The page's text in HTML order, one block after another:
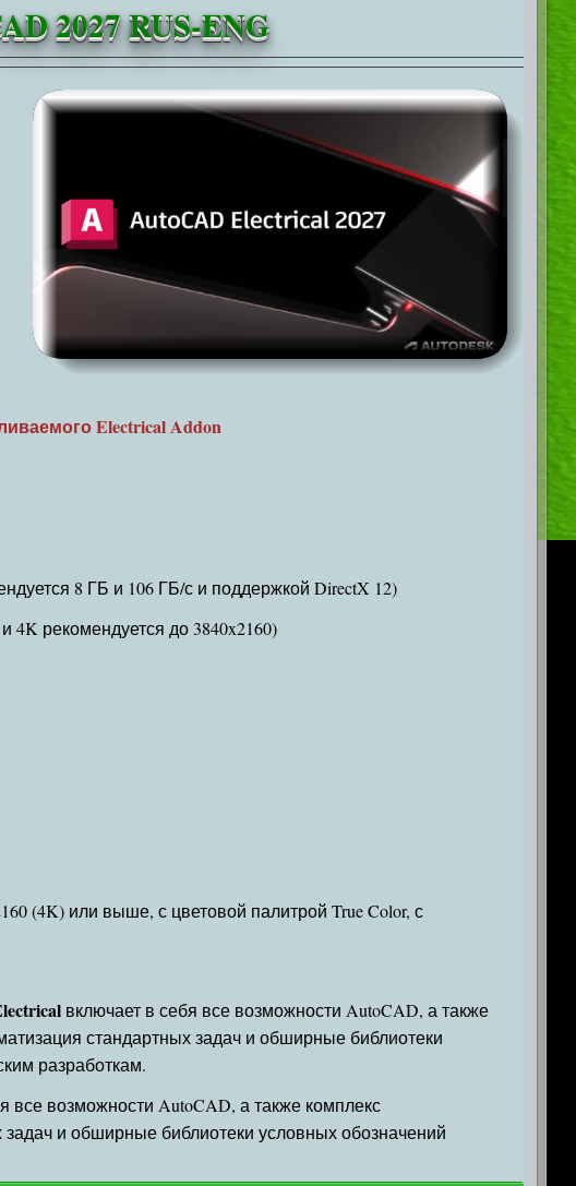
2027 RUS-ENG
Electrical Addon
8 ГБ и 106 ГБ/с и поддержкой DirectX 12)
4K рекомендуется до 3840x2160)
(4K) или выше, с цветовой палитрой True Color, с
включает в себя все возможности AutoCAD, а также
стандартных задач и обширные библиотеки
разработкам.
все возможности AutoCAD, а также комплекс
и обширные библиотеки условных обозначений